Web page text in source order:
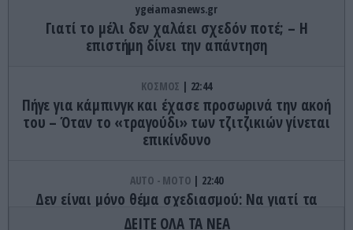
ygeiamasnews.gr
Γιατί το μέλι δεν χαλάει σχεδόν ποτέ; – Η
επιστήμη δίνει την απάντηση
ΚΟΣΜΟΣ 22:44
Πήγε για κάμπινγκ και έχασε προσωρινά την ακοή
του – Όταν το «τραγούδι» των τζιτζικιών γίνεται
επικίνδυνο
AUTO - MOTO 22:40
Δεν είναι μόνο θέμα σχεδιασμού: Να γιατί τα
πίσω φώτα των αυτοκινήτων έχουν κόκκινο
ΔΕΙΤΕ ΟΛΑ ΤΑ ΝΕΑ